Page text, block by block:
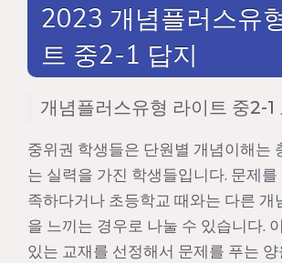
2023 개념플러스유
트 중2-1 답지
개념플러스유형 라이트 중2-1
중위권 학생들은 단원별 개념이해는
는 실력을 가진 학생들입니다. 문제
족하다거나 초등학교 때와는 다른 개
을 느끼는 경우로 나눌 수 있습니다.
있는 교재를 선정해서 문제를 푸는 양